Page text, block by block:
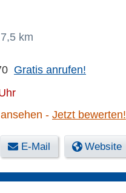
7,5 km
Gratis anrufen!
ansehen Jetzt bewerten!
E-Mail Website